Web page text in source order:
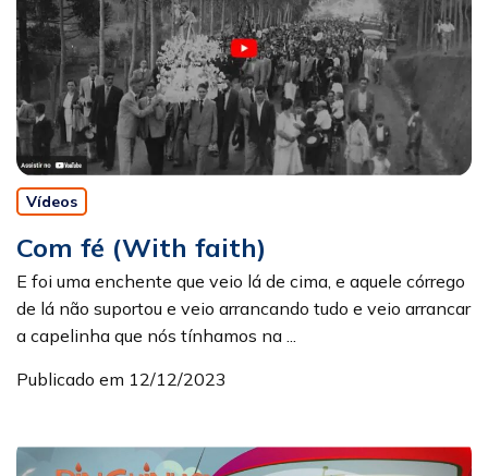
Vídeos
Com fé (With faith)
E foi uma enchente que veio lá de cima, e aquele córrego
de lá não suportou e veio arrancando tudo e veio arrancar
a capelinha que nós tínhamos na ...
Publicado em 12/12/2023